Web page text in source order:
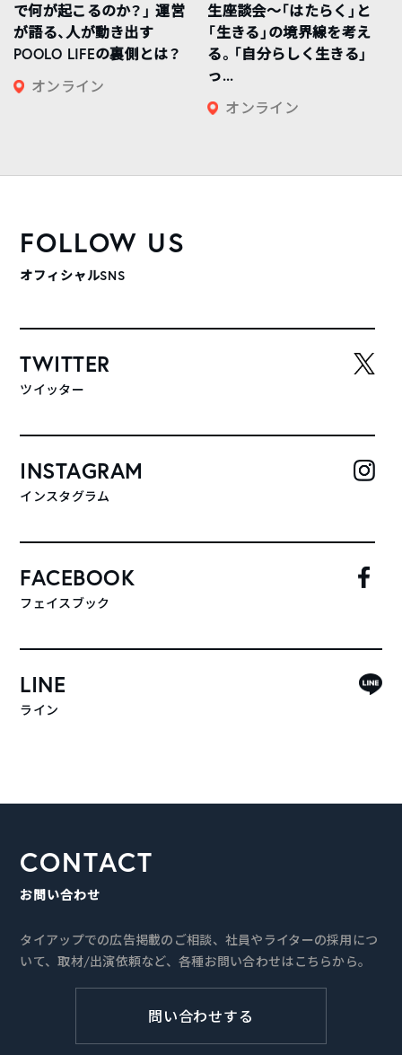
で何が起こるのか？」 運営
が語る、人が動き出す
POOLO LIFEの裏側とは？
オンライン
生座談会〜「はたらく」と
「生きる」の境界線を考え
る。「自分らしく生きる」
っ...
オンライン
FOLLOW US
オフィシャルSNS
TWITTER
ツイッター
INSTAGRAM
インスタグラム
FACEBOOK
フェイスブック
LINE
ライン
CONTACT
お問い合わせ
タイアップでの広告掲載のご相談、社員やライターの採用につ
いて、取材/出演依頼など、各種お問い合わせはこちらから。
問い合わせする